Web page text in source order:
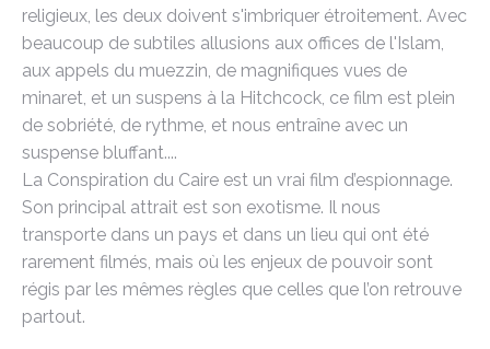
religieux, les deux doivent s'imbriquer étroitement. Avec
beaucoup de subtiles allusions aux offices de l'Islam,
aux appels du muezzin, de magnifiques vues de
minaret, et un suspens à la Hitchcock, ce film est plein
de sobriété, de rythme, et nous entraîne avec un
suspense bluffant....
La Conspiration du Caire est un vrai film d’espionnage.
Son principal attrait est son exotisme. Il nous
transporte dans un pays et dans un lieu qui ont été
rarement filmés, mais où les enjeux de pouvoir sont
régis par les mêmes règles que celles que l’on retrouve
partout.